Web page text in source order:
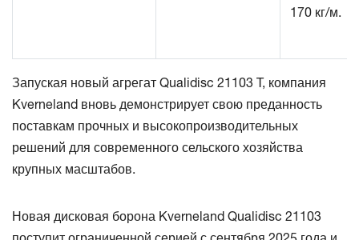
170 кг/м.
Запуская новый агрегат Qualidisc 21103 T, компания
Kverneland вновь демонстрирует свою преданность
поставкам прочных и высокопроизводительных
решений для современного сельского хозяйства
крупных масштабов.
Новая дисковая борона Kverneland Qualidisc 21103